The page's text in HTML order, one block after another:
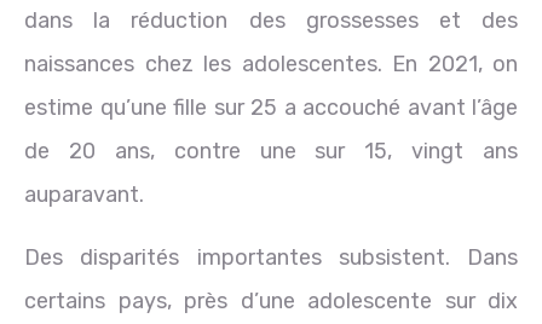
dans la réduction des grossesses et des
naissances chez les adolescentes. En 2021, on
estime qu’une fille sur 25 a accouché avant l’âge
de 20 ans, contre une sur 15, vingt ans
auparavant.
Des disparités importantes subsistent. Dans
certains pays, près d’une adolescente sur dix